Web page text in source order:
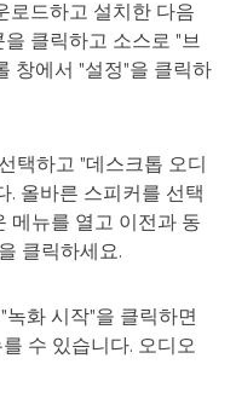
로드하고 설치한 다음
클릭하고 소스로 "브
창에서 "설정"을 클릭하
택하고 "데스크톱 오디
. 올바른 스피커를 선택
메뉴를 열고 이전과 동
클릭하세요.
화 시작"을 클릭하면
수 있습니다. 오디오